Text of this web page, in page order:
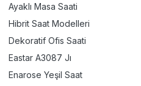
Ayaklı Masa Saati
Hibrit Saat Modelleri
Dekoratif Ofis Saati
Eastar A3087 Jı
Enarose Yeşil Saat